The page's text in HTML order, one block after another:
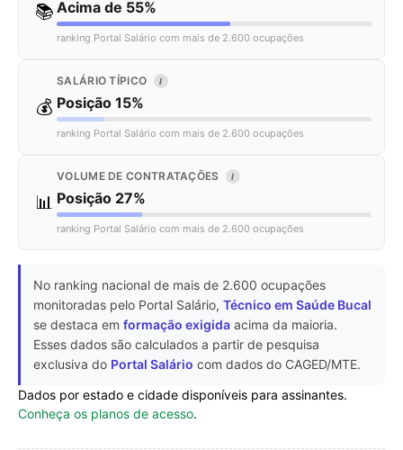
📚 Acima de 55%
ranking Portal Salário com mais de 2.600 ocupações
💰
SALÁRIO TÍPICO I
Posição 15%
ranking Portal Salário com mais de 2.600 ocupações
📊
VOLUME DE CONTRATAÇÕES I
Posição 27%
ranking Portal Salário com mais de 2.600 ocupações
No ranking nacional de mais de 2.600 ocupações
monitoradas pelo Portal Salário, Técnico em Saúde Bucal
se destaca em formação exigida acima da maioria.
Esses dados são calculados a partir de pesquisa
exclusiva do Portal Salário com dados do CAGED/MTE.
Dados por estado e cidade disponíveis para assinantes.
Conheça os planos de acesso.